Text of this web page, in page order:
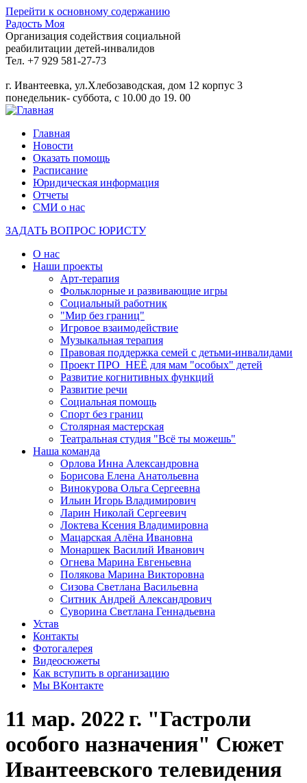
Перейти к основному содержанию
Радость Моя
Организация содействия социальной
реабилитации детей-инвалидов
Тел. +7 929 581-27-73
г. Ивантеевка, ул.Хлебозаводская, дом 12 корпус 3
понедельник- суббота, с 10.00 до 19. 00
Главная
Новости
Оказать помощь
Расписание
Юридическая информация
Отчеты
СМИ о нас
ЗАДАТЬ ВОПРОС ЮРИСТУ
О нас
Наши проекты
Арт-терапия
Фольклорные и развивающие игры
Социальный работник
"Мир без границ"
Игровое взаимодействие
Музыкальная терапия
Правовая поддержка семей с детьми-инвалидами
Проект ПРО_НЕЁ для мам "особых" детей
Развитие когнитивных функций
Развитие речи
Социальная помощь
Спорт без границ
Столярная мастерская
Театральная студия "Всё ты можешь"
Наша команда
Орлова Инна Александровна
Борисова Елена Анатольевна
Винокурова Ольга Сергеевна
Ильин Игорь Владимирович
Ларин Николай Сергеевич
Локтева Ксения Владимировна
Мацарская Алёна Ивановна
Монаршек Василий Иванович
Огнева Марина Евгеньевна
Полякова Марина Викторовна
Сизова Светлана Васильевна
Ситник Андрей Александрович
Суворина Светлана Геннадьевна
Устав
Контакты
Фотогалерея
Видеосюжеты
Как вступить в организацию
Мы ВКонтакте
11 мар. 2022 г. "Гастроли
особого назначения" Сюжет
Ивантеевского телевидения